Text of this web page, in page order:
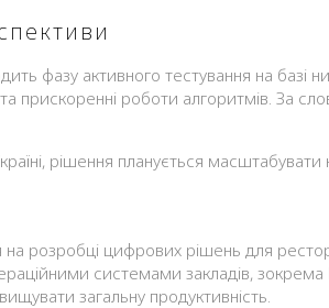
фазу активного тестування на базі
прискоренні роботи алгоритмів. За
рішення планується
на розробці цифрових рішень для
системами закладів,
загальну продуктивність.